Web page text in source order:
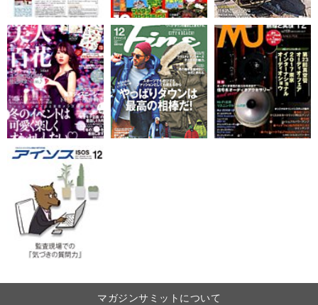
マガジンサミットについて